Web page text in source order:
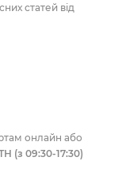
статей від
онлайн або
(з 09:30-17:30)